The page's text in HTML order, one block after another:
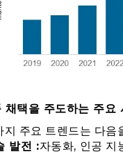
채택을 주도하는 주요
지 주요 트렌드는 다음
발전 :자동화, 인공 지